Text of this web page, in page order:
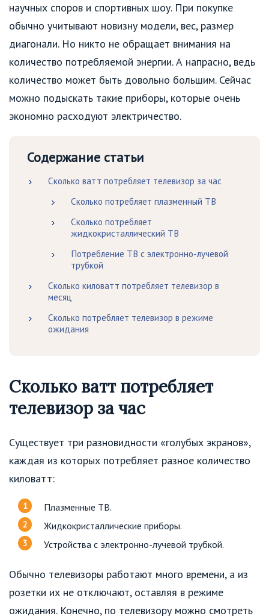
научных споров и спортивных шоу. При покупке
обычно учитывают новизну модели, вес, размер
диагонали. Но никто не обращает внимания на
количество потребляемой энергии. А напрасно, ведь
количество может быть довольно большим. Сейчас
можно подыскать такие приборы, которые очень
экономно расходуют электричество.
Содержание статьи
Сколько ватт потребляет телевизор за час
Сколько потребляет плазменный ТВ
Сколько потребляет
жидкокристаллический ТВ
Потребление ТВ с электронно-лучевой
трубкой
Сколько киловатт потребляет телевизор в
месяц
Сколько потребляет телевизор в режиме
ожидания
Сколько ватт потребляет
телевизор за час
Существует три разновидности «голубых экранов»,
каждая из которых потребляет разное количество
киловатт:
Плазменные ТВ.
Жидкокристаллические приборы.
Устройства с электронно-лучевой трубкой.
Обычно телевизоры работают много времени, а из
розетки их не отключают, оставляя в режиме
ожидания. Конечно, по телевизору можно смотреть